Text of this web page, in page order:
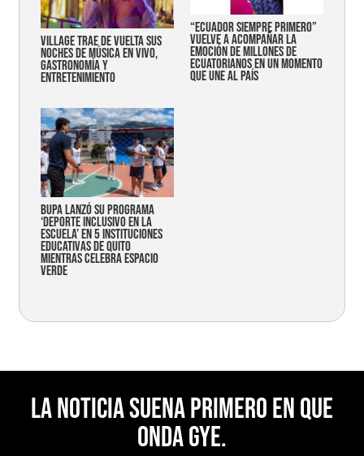
Village trae de vuelta sus
noches de música en vivo,
gastronomía y
entretenimiento
“Ecuador siempre primero”
vuelve a acompañar la
emoción de millones de
ecuatorianos en un momento
que une al país
Bupa lanzó su programa
‘Deporte Inclusivo en la
Escuela’ en 5 instituciones
educativas de Quito
mientras celebra espacio
verde
La noticia suena primero en Que
Onda Gye.